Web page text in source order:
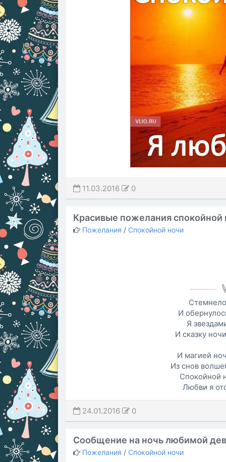
11.03.2016 0
Красивые пожелания спокойной
Пожелания / Спокойной ночи
И
Я
И сказку
И магией
Из снов
Спокойной
Любви я
24.01.2016 0
Сообщение на ночь любимой
Пожелания / Спокойной ночи